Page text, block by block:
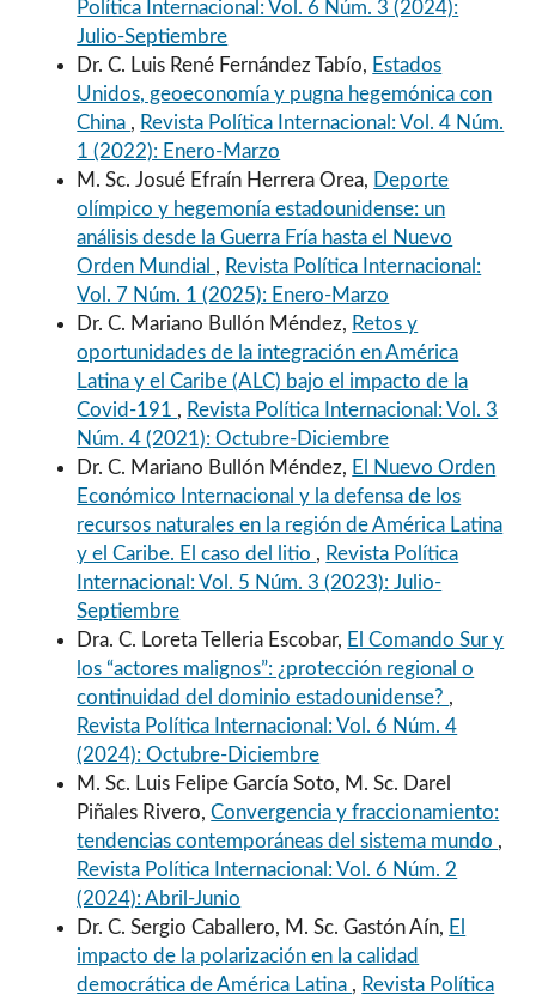
Política Internacional: Vol. 6 Núm. 3 (2024):
Julio-Septiembre
Dr. C. Luis René Fernández Tabío, Estados
Unidos, geoeconomía y pugna hegemónica con
China , Revista Política Internacional: Vol. 4 Núm.
1 (2022): Enero-Marzo
M. Sc. Josué Efraín Herrera Orea, Deporte
olímpico y hegemonía estadounidense: un
análisis desde la Guerra Fría hasta el Nuevo
Orden Mundial , Revista Política Internacional:
Vol. 7 Núm. 1 (2025): Enero-Marzo
Dr. C. Mariano Bullón Méndez, Retos y
oportunidades de la integración en América
Latina y el Caribe (ALC) bajo el impacto de la
Covid-191 , Revista Política Internacional: Vol. 3
Núm. 4 (2021): Octubre-Diciembre
Dr. C. Mariano Bullón Méndez, El Nuevo Orden
Económico Internacional y la defensa de los
recursos naturales en la región de América Latina
y el Caribe. El caso del litio , Revista Política
Internacional: Vol. 5 Núm. 3 (2023): Julio-
Septiembre
Dra. C. Loreta Telleria Escobar, El Comando Sur y
los “actores malignos”: ¿protección regional o
continuidad del dominio estadounidense? ,
Revista Política Internacional: Vol. 6 Núm. 4
(2024): Octubre-Diciembre
M. Sc. Luis Felipe García Soto, M. Sc. Darel
Piñales Rivero,Convergencia y fraccionamiento:
tendencias contemporáneas del sistema mundo ,
Revista Política Internacional: Vol. 6 Núm. 2
(2024): Abril-Junio
Dr. C. Sergio Caballero, M. Sc. Gastón Aín, El
impacto de la polarización en la calidad
democrática de América Latina , Revista Política